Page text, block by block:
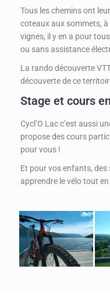
Tous les chemins ont
coteaux aux sommets,
vignes, il y en a pour
ou sans assistance
La rando découverte
découverte de ce
Stage et cours
Cycl’O Lac c’est aussi
propose des cours
pour vous !
Et pour vos enfants,
apprendre le vélo tout en